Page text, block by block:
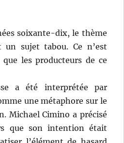
soixante-dix, le thème
sujet tabou. Ce n’est
les producteurs de ce
a été interprétée par
une métaphore sur le
Michael Cimino a précisé
que son intention était